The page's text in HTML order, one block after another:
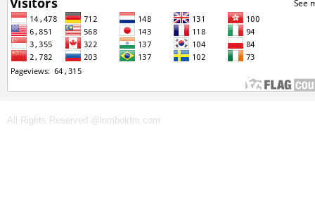
All Rights Reserved @lombokfm.com